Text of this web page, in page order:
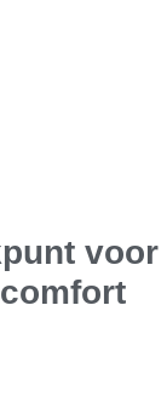
voor